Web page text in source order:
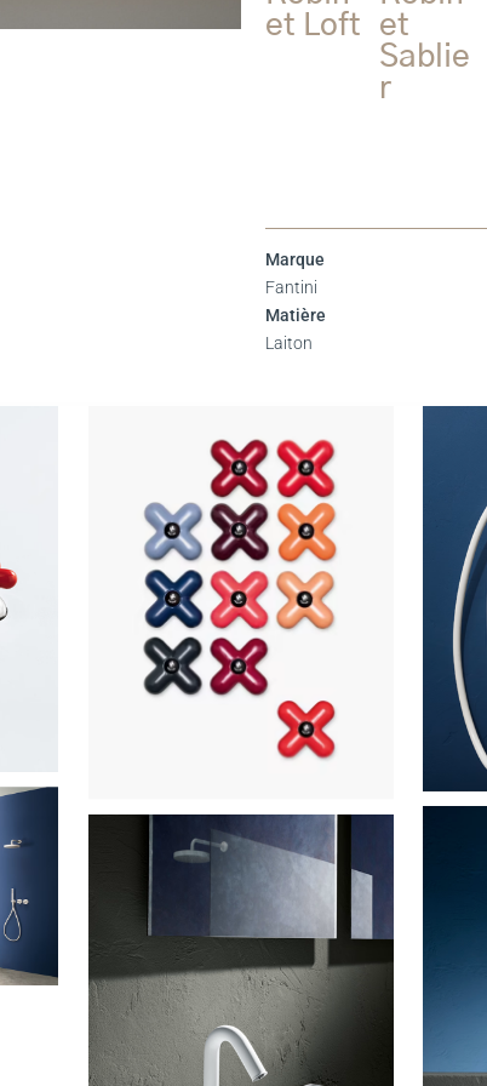
et Loft
et
Sablie
r
Marque
Fantini
Matière
Laiton